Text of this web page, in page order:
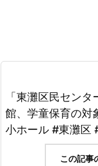
「東灘区民セン
館、学童保育の対
小ホール #東灘区
この記事